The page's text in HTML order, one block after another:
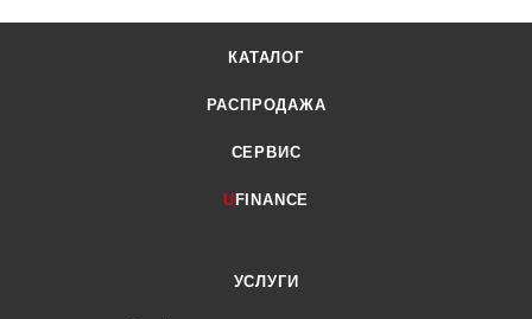
КАТАЛОГ
РАСПРОДАЖА
СЕРВИС
U FINANCE
УСЛУГИ